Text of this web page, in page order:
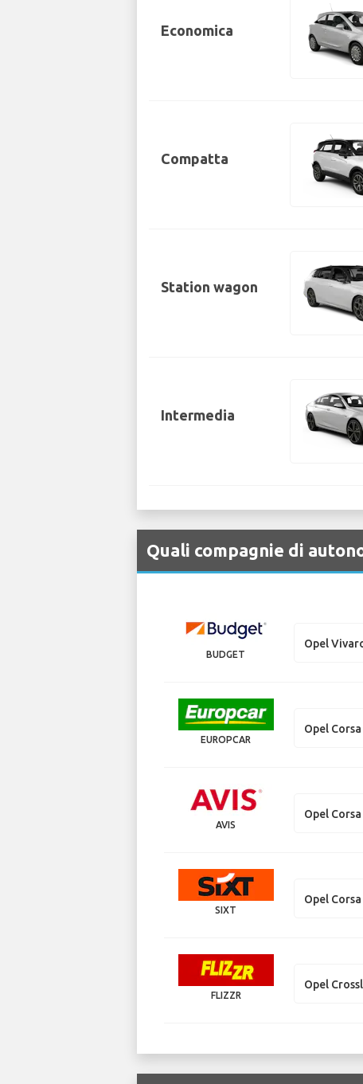
Economica
Compatta
Station wagon
Intermedia
Quali compagnie di
BUDGET
Opel
EUROPCAR
Opel Corsa
AVIS
Opel Corsa
SIXT
Opel Corsa
FLIZZR
Opel